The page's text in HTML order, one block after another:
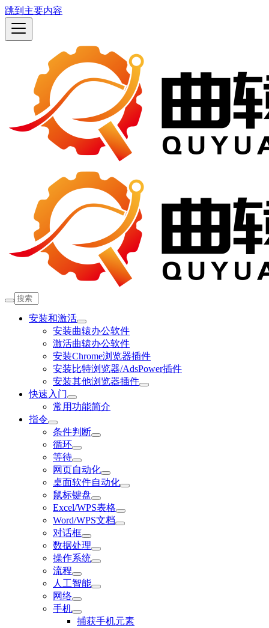
跳到主要内容
安装和激活
安装曲辕办公软件
激活曲辕办公软件
安装Chrome浏览器插件
安装比特浏览器/AdsPower插件
安装其他浏览器插件
快速入门
常用功能简介
指令
条件判断
循环
等待
网页自动化
桌面软件自动化
鼠标键盘
Excel/WPS表格
Word/WPS文档
对话框
数据处理
操作系统
流程
人工智能
网络
手机
捕获手机元素